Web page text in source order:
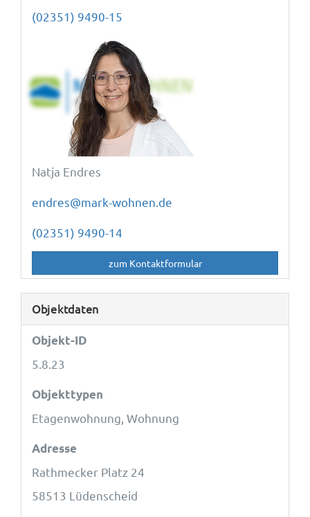
(02351) 9490-15
Natja Endres
endres@mark-wohnen.de
(02351) 9490-14
zum Kontaktformular
Objektdaten
Objekt-ID
5.8.23
Objekttypen
Etagenwohnung, Wohnung
Adresse
Rathmecker Platz 24
58513 Lüdenscheid